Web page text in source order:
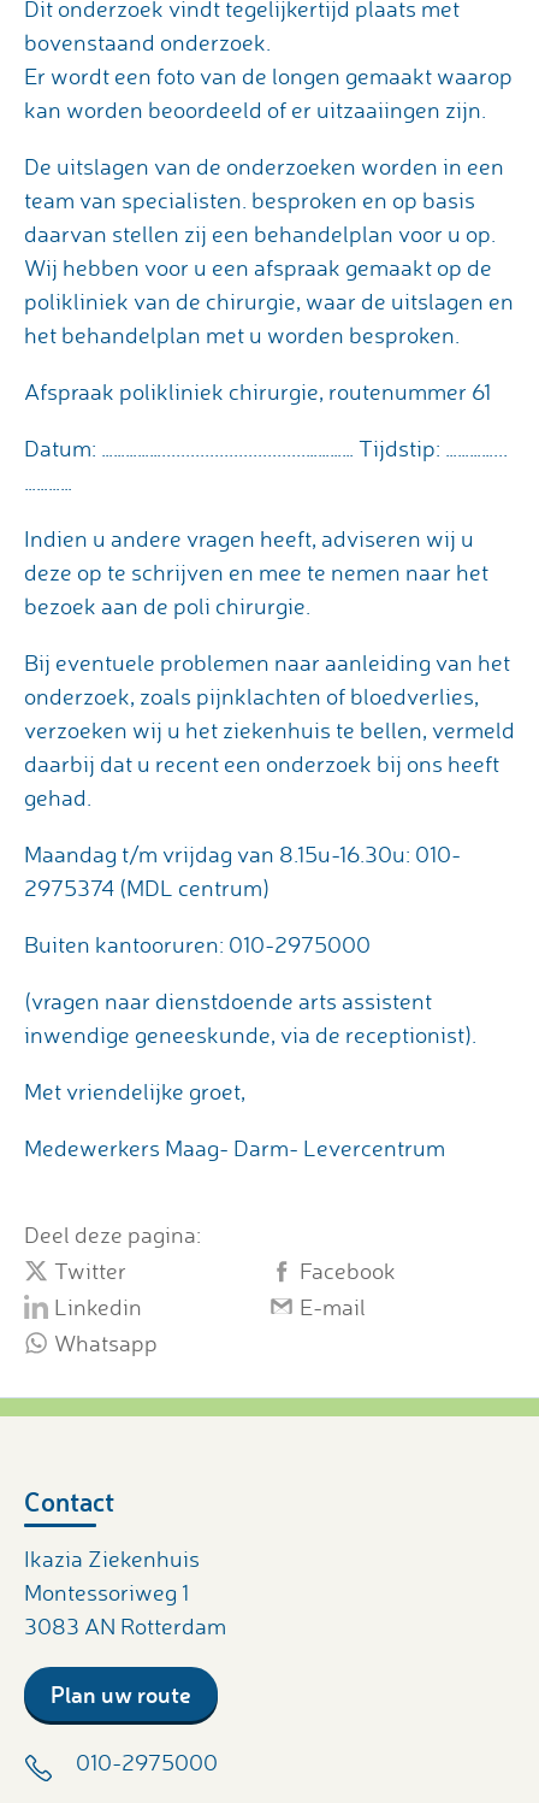
Dit onderzoek vindt tegelijkertijd plaats met
bovenstaand onderzoek.
Er wordt een foto van de longen gemaakt waarop
kan worden beoordeeld of er uitzaaiingen zijn.
De uitslagen van de onderzoeken worden in een
team van specialisten. besproken en op basis
daarvan stellen zij een behandelplan voor u op.
Wij hebben voor u een afspraak gemaakt op de
polikliniek van de chirurgie, waar de uitslagen en
het behandelplan met u worden besproken.
Afspraak polikliniek chirurgie, routenummer 61
Datum: ……………..............................………… Tijdstip: …………...
…………
Indien u andere vragen heeft, adviseren wij u
deze op te schrijven en mee te nemen naar het
bezoek aan de poli chirurgie.
Bij eventuele problemen naar aanleiding van het
onderzoek, zoals pijnklachten of bloedverlies,
verzoeken wij u het ziekenhuis te bellen, vermeld
daarbij dat u recent een onderzoek bij ons heeft
gehad.
Maandag t/m vrijdag van 8.15u-16.30u: 010-
2975374 (MDL centrum)
Buiten kantooruren: 010-2975000
(vragen naar dienstdoende arts assistent
inwendige geneeskunde, via de receptionist).
Met vriendelijke groet,
Medewerkers Maag- Darm- Levercentrum
Deel deze pagina:
Twitter
Facebook
Linkedin
E-mail
Whatsapp
Contact
Ikazia Ziekenhuis
Montessoriweg 1
3083 AN Rotterdam
Plan uw route
010-2975000